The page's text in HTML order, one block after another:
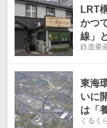
LRT
かつ
線」
鉄道乗
東海
いに
は「
ニュ
くるく